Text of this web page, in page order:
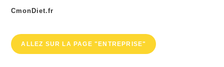
CmonDiet.fr
ALLEZ SUR LA PAGE "ENTREPRISE"